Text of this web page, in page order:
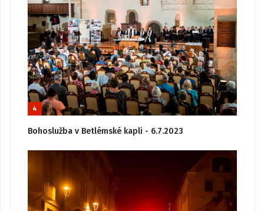
4
Bohoslužba v Betlémské kapli - 6.7.2023